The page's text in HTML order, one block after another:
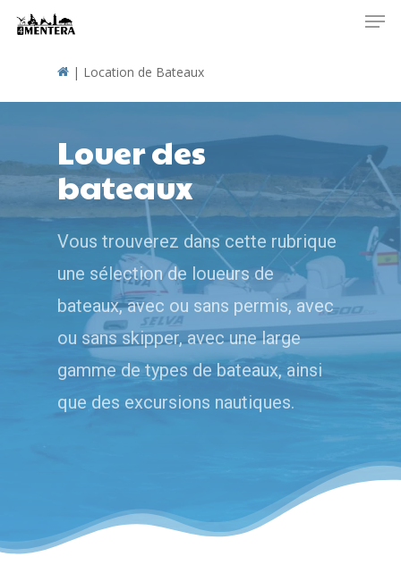
| Location de Bateaux
Louer des
bateaux
Vous trouverez dans cette rubrique
une sélection de loueurs de
bateaux, avec ou sans permis, avec
ou sans skipper, avec une large
gamme de types de bateaux, ainsi
que des excursions nautiques.